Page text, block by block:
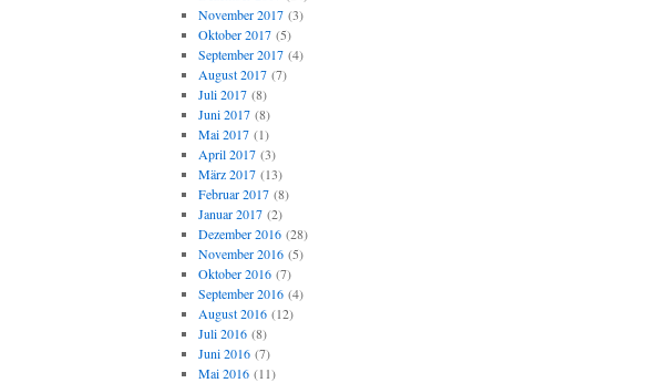
November 2017(3)
Oktober 2017(5)
September 2017(4)
August 2017(7)
Juli 2017(8)
Juni 2017(8)
Mai 2017(1)
April 2017(3)
März 2017(13)
Februar 2017(8)
Januar 2017(2)
Dezember 2016(28)
November 2016(5)
Oktober 2016(7)
September 2016(4)
August 2016(12)
Juli 2016(8)
Juni 2016(7)
Mai 2016(11)